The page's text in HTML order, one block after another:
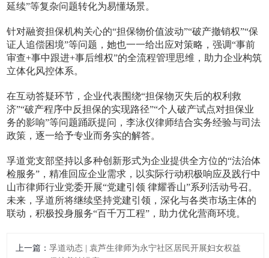
延续”等复杂问题转化为易懂场景。
针对融资担保机构关心的“担保物价值波动”“破产撤销权”“保
证人追偿困境”等问题，她也一一给出应对策略，强调“事前
审查+事中跟进+事后维权”的全流程管理思维，助力企业构筑
立体化风控体系。
在互动答疑环节，企业代表围绕“担保物灭失后的权利救
济”“破产程序中反担保的实现路径”“个人破产试点对担保业
务的影响”等问题踊跃提问，李泳仪律师结合实务经验与司法
政策，逐一给予专业而务实的解答。
孚道党支部坚持以多种创新形式为企业提供全方位的“法治体
检服务”，精准回应企业需求，以实际行动积极响应及践行中
山市律师行业党委开展“党建引领 律耀香山”系列活动号召。
未来，孚道所将继续坚持党建引领，深化与各类市场主体的
联动，积极投身服务“百千万工程”，助力优化营商环境。
上一篇： 孚道动态 | 袁芦生律师为永宁社区居民开展妇女权益